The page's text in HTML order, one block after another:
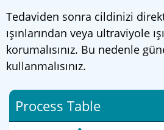
Tedaviden sonra cildinizi
ışınlarından veya ultraviyole
korumalısınız. Bu nedenle
kullanmalısınız.
Process Table